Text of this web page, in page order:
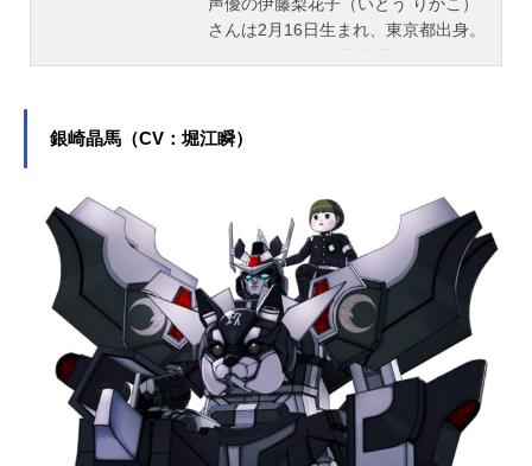
さんは2月16日生まれ、東京都出身。
銀崎晶馬（CV：堀江瞬）